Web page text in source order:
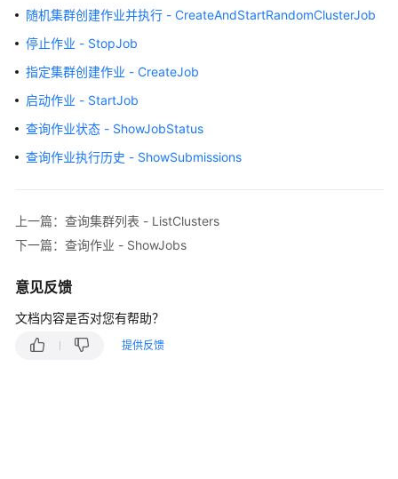
数
治
理
方
法
论
速
入
户
指
随机集群创建作业并执行 - CreateAndStartRandomClusterJob
停止作业 - StopJob
指定集群创建作业 - CreateJob
启动作业 - StartJob
查询作业状态 - ShowJobStatus
查询作业执行历史 - ShowSubmissions
上一篇：查询集群列表 - ListClusters
下一篇：查询作业 - ShowJobs
意见反馈
文档内容是否对您有帮助？
提供反馈